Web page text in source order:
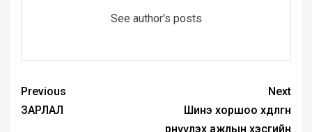
See author's posts
Previous
ЗАРЛАЛ
Next
Шинэ хоршоо хөдөлгөөн
өрнүүлэх ажлын хэсгийн